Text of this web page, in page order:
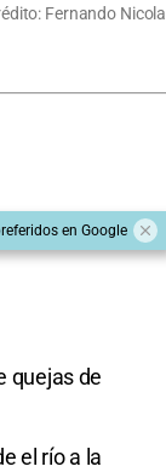
Fernando Nicola
en Google
quejas de
el río a la